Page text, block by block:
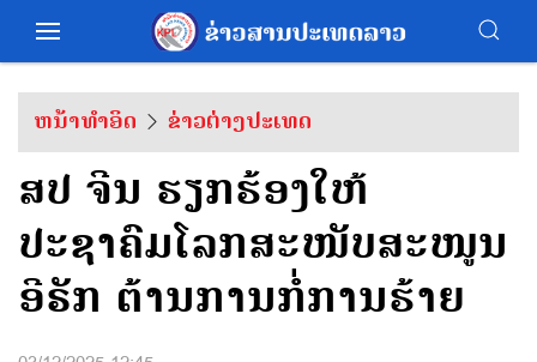
ຫນ້າທຳອິດ ຂ່າວຕ່າງປະເທດ
ສປ ຈີນ ຮຽກຮ້ອງໃຫ້
ປະຊາຄົມໂລກສະໜັບສະໜູນ
ອີຣັກ ຕ້ານການກໍ່ການຮ້າຍ